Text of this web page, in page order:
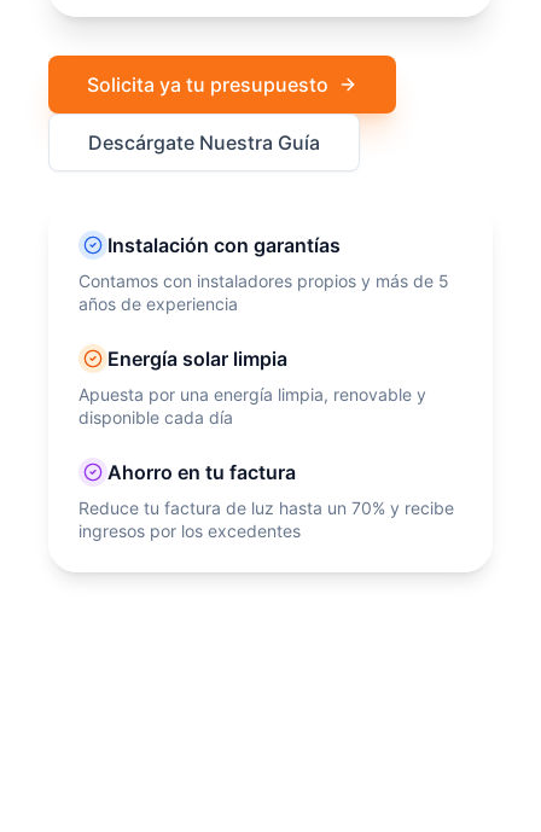
Solicita ya tu presupuesto
Descárgate Nuestra Guía
Instalación con garantías
Contamos con instaladores propios y más de 5
años de experiencia
Energía solar limpia
Apuesta por una energía limpia, renovable y
disponible cada día
Ahorro en tu factura
Reduce tu factura de luz hasta un 70% y recibe
ingresos por los excedentes